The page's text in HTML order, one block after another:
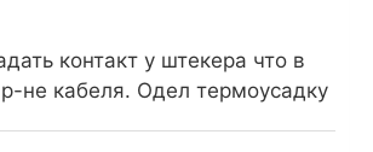
контакт у штекера что в
не кабеля. Одел термоусадку